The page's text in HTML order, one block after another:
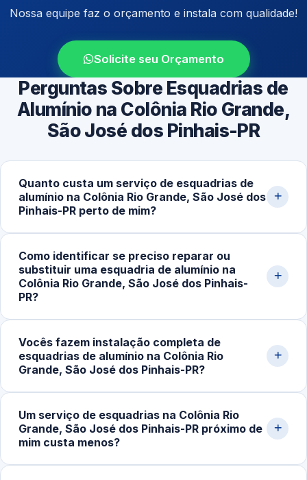
Nossa equipe faz o orçamento e instala com qualidade!
Solicite seu Orçamento
Perguntas Sobre Esquadrias de
Alumínio na Colônia Rio Grande,
São José dos Pinhais-PR
Quanto custa um serviço de esquadrias de
alumínio na Colônia Rio Grande, São José dos
Pinhais-PR perto de mim?
acabamento e complexidade. Preços começam em
R$180,00 e chegam a R$800,00 ou mais em projetos
personalizados. Solicite um orçamento rápido pelo nosso
Como identificar se preciso reparar ou
substituir uma esquadria de alumínio na
Colônia Rio Grande, São José dos Pinhais-
PR?
ruídos durante o uso, desalinhamento, perda de vedação
contra vento e chuva e desgaste em roldanas e fechos.
Vocês fazem instalação completa de
esquadrias de alumínio na Colônia Rio
Grande, São José dos Pinhais-PR?
fachadas, divisórias e outros sistemas em alumínio sob
medida, do projeto inicial ao ajuste final, com materiais
Um serviço de esquadrias na Colônia Rio
Grande, São José dos Pinhais-PR próximo de
mim custa menos?